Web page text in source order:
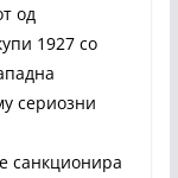
од
1927 со
сериозни
санкционира